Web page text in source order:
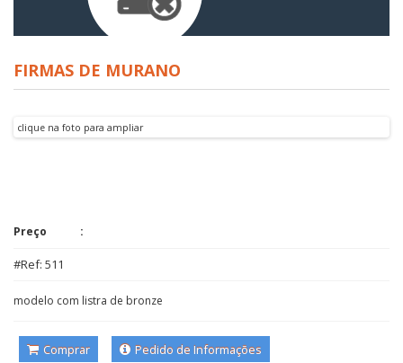
FIRMAS DE MURANO
clique na foto para ampliar
Preço
#Ref: 511
modelo com listra de bronze
Comprar Pedido de Informações